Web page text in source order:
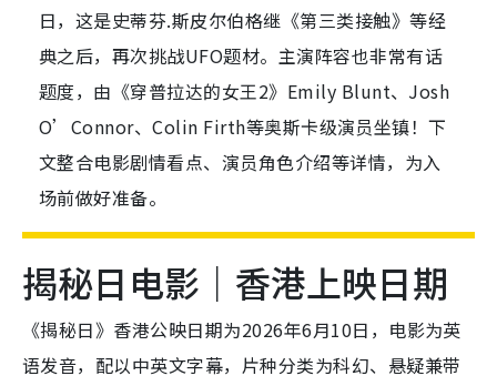
日，这是史蒂芬.斯皮尔伯格继《第三类接触》等经
典之后，再次挑战UFO题材。主演阵容也非常有话
题度，由《穿普拉达的女王2》Emily Blunt、Josh
O’Connor、Colin Firth等奥斯卡级演员坐镇！下
文整合电影剧情看点、演员角色介绍等详情，为入
场前做好准备。
揭秘日电影｜香港上映日期
《揭秘日》香港公映日期为2026年6月10日，电影为英
语发音，配以中英文字幕，片种分类为科幻、悬疑兼带